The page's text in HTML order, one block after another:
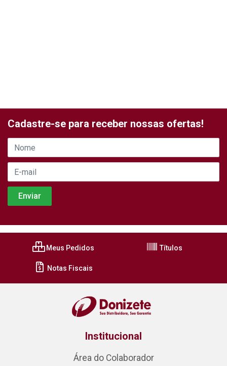
Cadastre-se para receber nossas ofertas!
Meus Pedidos Títulos
Notas Fiscais
Institucional
Área do Colaborador